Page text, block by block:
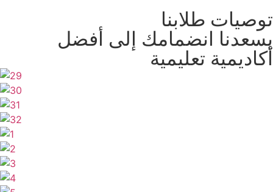
توصيات طلابنا
يسعدنا انضمامك إلى أفضل
أكاديمية تعليمية